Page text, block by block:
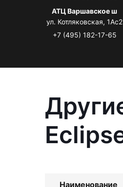
АТЦ Варшавское ш
ул. Котляковская, 1Ас2
+7 (495) 182-17-65
Наименование